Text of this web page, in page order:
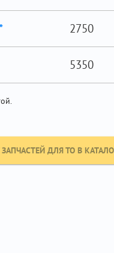
2750
5350
ДЛЯ ТО В